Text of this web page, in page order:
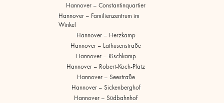
Hannover – Constantinquartier
Hannover – Familienzentrum im
Winkel
Hannover – Herzkamp
Hannover – Lathusenstraße
Hannover – Rischkamp
Hannover – Robert-Koch-Platz
Hannover – Seestraße
Hannover – Sickenberghof
Hannover – Südbahnhof